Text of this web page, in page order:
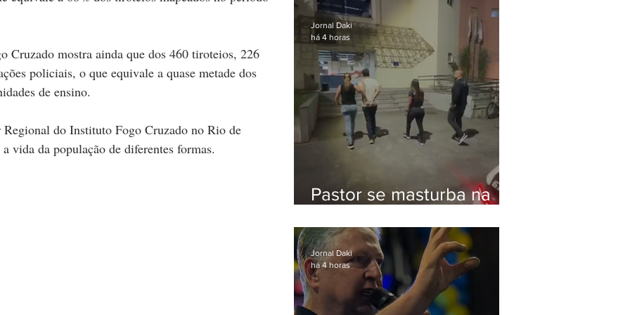
Cruzado mostra ainda que dos 460 tiroteios, 226
policiais, o que equivale a quase metade dos
de ensino.
do Instituto Fogo Cruzado no Rio de
vida da população de diferentes formas.
Bolsonaro em Botafogo
Pastor se masturba na
preso na Zona Oeste
Jornal Daki
há 4 horas
Jornal Daki
há 4 horas